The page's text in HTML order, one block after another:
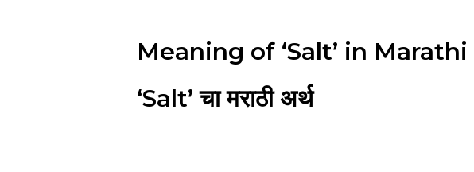
Meaning of ‘Salt’ in Marathi
‘Salt’ चा मराठी अर्थ